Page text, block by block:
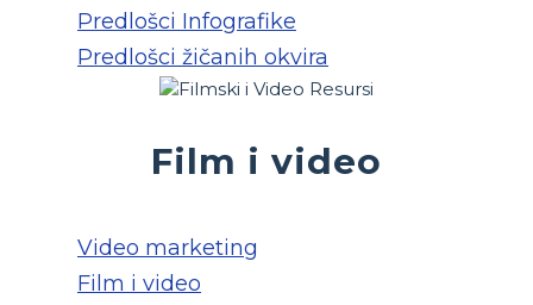
Predlošci Infografike
Predlošci žičanih okvira
Film i video
Video marketing
Film i video